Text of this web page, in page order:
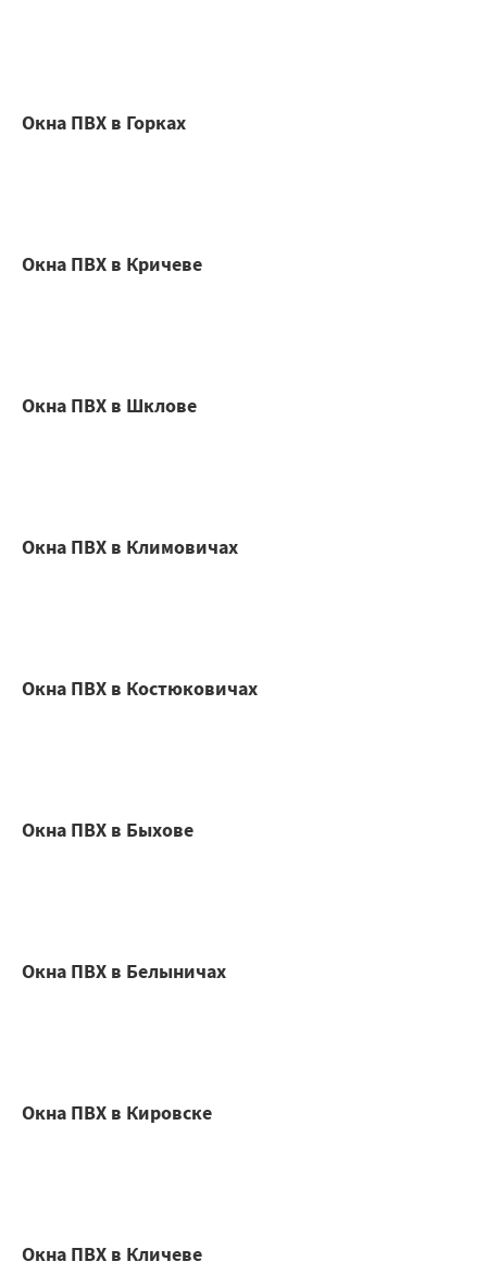
Окна ПВХ в Горках
Окна ПВХ в Кричеве
Окна ПВХ в Шклове
Окна ПВХ в Климовичах
Окна ПВХ в Костюковичах
Окна ПВХ в Быхове
Окна ПВХ в Белыничах
Окна ПВХ в Кировске
Окна ПВХ в Кличеве